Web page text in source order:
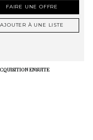
FAIRE UNE OFFRE
AJOUTER À UNE LISTE
ENSUITE